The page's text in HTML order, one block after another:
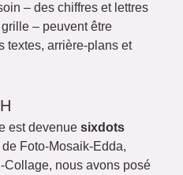
– des chiffres et lettres
– peuvent être
textes, arrière-plans et
est devenue sixdots
Foto-Mosaik-Edda,
Collage, nous avons posé